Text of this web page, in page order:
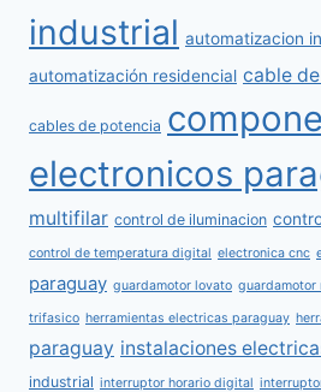
industrial automatizacion
automatización residencial cable
cables de potencia
electronicos
multifilar control de iluminacion
control de temperatura digital electronica cnc
paraguay guardamotor lovato guardamotor
trifasico herramientas electricas paraguay
paraguay instalaciones
industrial interruptor horario digital